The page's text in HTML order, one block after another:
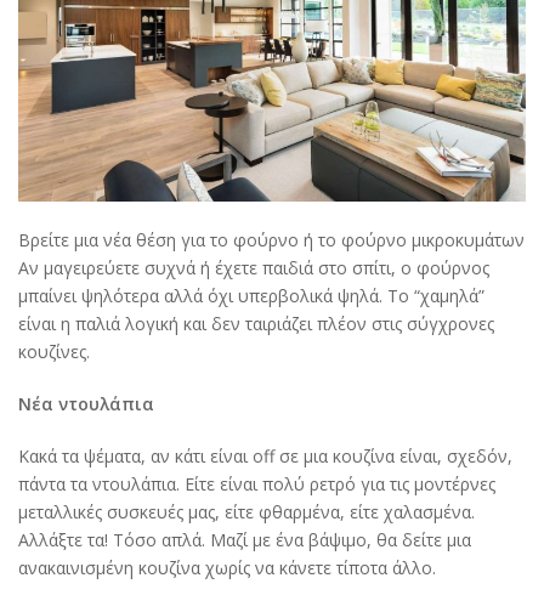
Βρείτε μια νέα θέση για το φούρνο ή το φούρνο μικροκυμάτων
Αν μαγειρεύετε συχνά ή έχετε παιδιά στο σπίτι, ο φούρνος
μπαίνει ψηλότερα αλλά όχι υπερβολικά ψηλά. Το “χαμηλά”
είναι η παλιά λογική και δεν ταιριάζει πλέον στις σύγχρονες
κουζίνες.
Νέα ντουλάπια
Κακά τα ψέματα, αν κάτι είναι off σε μια κουζίνα είναι, σχεδόν,
πάντα τα ντουλάπια. Είτε είναι πολύ ρετρό για τις μοντέρνες
μεταλλικές συσκευές μας, είτε φθαρμένα, είτε χαλασμένα.
Αλλάξτε τα! Τόσο απλά. Μαζί με ένα βάψιμο, θα δείτε μια
ανακαινισμένη κουζίνα χωρίς να κάνετε τίποτα άλλο.